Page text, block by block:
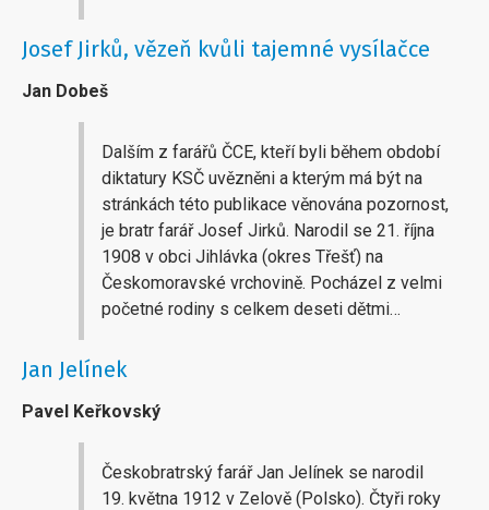
Josef Jirků, vězeň kvůli tajemné vysílačce
Jan Dobeš
Dalším z farářů ČCE, kteří byli během období
diktatury KSČ uvězněni a kterým má být na
stránkách této publikace věnována pozornost,
je bratr farář Josef Jirků. Narodil se 21. října
1908 v obci Jihlávka (okres Třešť) na
Českomoravské vrchovině. Pocházel z velmi
početné rodiny s celkem deseti dětmi…
Jan Jelínek
Pavel Keřkovský
Českobratrský farář Jan Jelínek se narodil
19. května 1912 v Zelově (Polsko). Čtyři roky